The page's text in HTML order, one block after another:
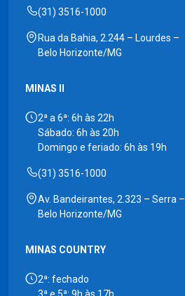
(31) 3516-1000
Rua da Bahia, 2.244 – Lourdes –
Belo Horizonte/MG
MINAS II
2ª a 6ª: 6h às 22h
Sábado: 6h às 20h
Domingo e feriado: 6h às 19h
(31) 3516-1000
Av. Bandeirantes, 2.323 – Serra –
Belo Horizonte/MG
MINAS COUNTRY
2ª: fechado